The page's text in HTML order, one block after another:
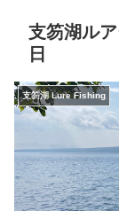
支笏湖ル
日
支笏湖 Lure Fishing